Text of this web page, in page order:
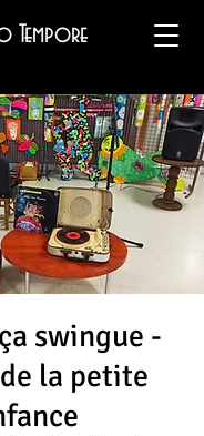
Tempore
swingue -
la petite